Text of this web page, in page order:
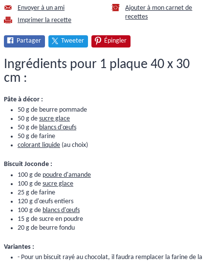
Envoyer à un ami
Imprimer la recette
Ajouter à mon carnet de
recettes
Partager Tweeter Épingler
Ingrédients pour 1 plaque 40 x 30
cm :
Pâte à décor :
50 g de beurre pommade
50 g de sucre glace
50 g de blancs d'œufs
50 g de farine
colorant liquide (au choix)
Biscuit Joconde :
100 g de poudre d'amande
100 g de sucre glace
25 g de farine
120 g d'œufs entiers
100 g de blancs d'œufs
15 g de sucre en poudre
20 g de beurre fondu
Variantes :
- Pour un biscuit rayé au chocolat, il faudra remplacer la farine de la